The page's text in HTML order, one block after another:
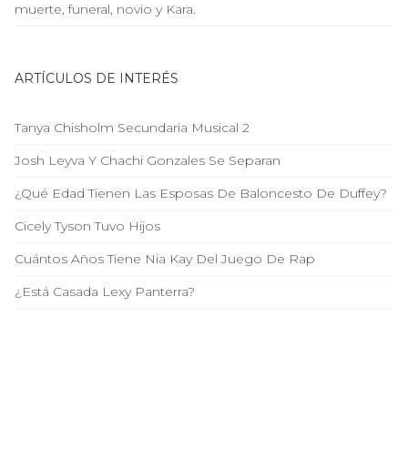
muerte, funeral, novio y Kara.
ARTÍCULOS DE INTERÉS
Tanya Chisholm Secundaria Musical 2
Josh Leyva Y Chachi Gonzales Se Separan
¿Qué Edad Tienen Las Esposas De Baloncesto De Duffey?
Cicely Tyson Tuvo Hijos
Cuántos Años Tiene Nia Kay Del Juego De Rap
¿Está Casada Lexy Panterra?